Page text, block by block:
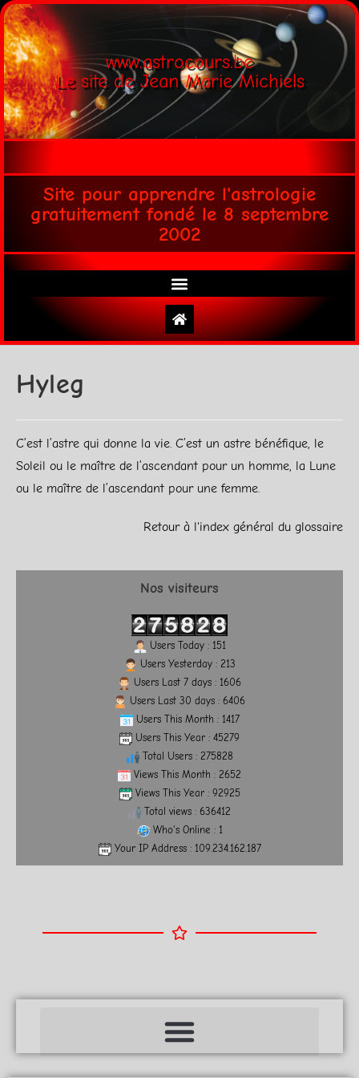
www.astrocours.be
Le site de Jean Marie Michiels
Site pour apprendre l'astrologie
gratuitement fondé le 8 septembre
2002
Hyleg
C’est l’astre qui donne la vie. C’est un astre bénéfique, le
Soleil ou le maître de l’ascendant pour un homme, la Lune
ou le maître de l’ascendant pour une femme.
Retour à l'index général du glossaire
Nos visiteurs
Users Today : 151
Users Yesterday : 213
Users Last 7 days : 1606
Users Last 30 days : 6406
Users This Month : 1417
Users This Year : 45279
Total Users : 275828
Views This Month : 2652
Views This Year : 92925
Total views : 636412
Who's Online : 1
Your IP Address : 109.234.162.187